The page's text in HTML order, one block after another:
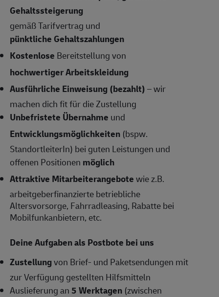
Gehaltssteigerung
gemäß Tarifvertrag und
pünktliche Gehaltszahlungen
Kostenlose Bereitstellung von
hochwertiger Arbeitskleidung
Ausführliche Einweisung (bezahlt)– wir
machen dich fit für die Zustellung
Unbefristete Übernahme und
Entwicklungsmöglichkeiten (bspw.
StandortleiterIn) bei guten Leistungen und
offenen Positionen möglich
Attraktive Mitarbeiterangebotewie z.B.
arbeitgeberfinanzierte betriebliche
Altersvorsorge, Fahrradleasing, Rabatte bei
Mobilfunkanbietern, etc.
Deine Aufgaben als Postbote bei uns
Zustellungvon Brief- und Paketsendungen mit
zur Verfügung gestellten Hilfsmitteln
Auslieferung an5 Werktagen (zwischen